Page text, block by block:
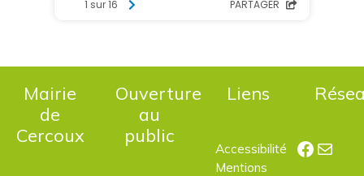
Mairie
de
Cercoux
Ouverture
au
public
Liens
Accessibilité
Mentions
E-mail